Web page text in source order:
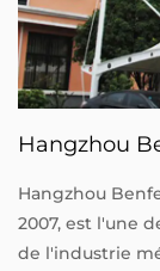
Hangzhou
Hangzhou
2007, est l'une
de l'industrie